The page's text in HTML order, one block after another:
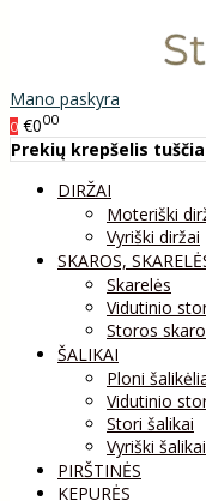
Mano paskyra
0 €000
Prekių krepšelis
DIRŽAI
Moteriški
Vyriški diržai
SKAROS,
Skarelės
Vidutinio
Storos
ŠALIKAI
Ploni
Vidutinio
Stori šalikai
Vyriški šalikai
PIRŠTINĖS
KEPURĖS